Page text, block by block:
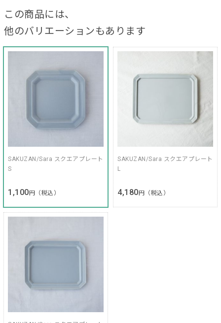
この商品には、
他のバリエーションもあります
SAKUZAN/Sara スクエアプレート
S
1,100 円（税込）
SAKUZAN/Sara スクエアプレート
L
4,180 円（税込）